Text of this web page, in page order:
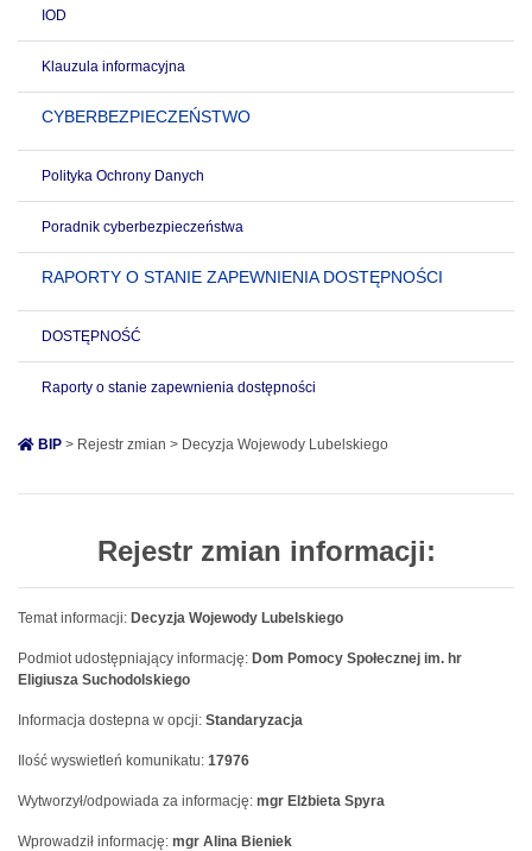
IOD
Klauzula informacyjna
CYBERBEZPIECZEŃSTWO
Polityka Ochrony Danych
Poradnik cyberbezpieczeństwa
RAPORTY O STANIE ZAPEWNIENIA DOSTĘPNOŚCI
DOSTĘPNOŚĆ
Raporty o stanie zapewnienia dostępności
BIP > Rejestr zmian > Decyzja Wojewody Lubelskiego
Rejestr zmian informacji:
Temat informacji: Decyzja Wojewody Lubelskiego
Podmiot udostępniający informację: Dom Pomocy Społecznej im. hr
Eligiusza Suchodolskiego
Informacja dostepna w opcji: Standaryzacja
Ilość wyswietleń komunikatu: 17976
Wytworzył/odpowiada za informację: mgr Elżbieta Spyra
Wprowadził informację: mgr Alina Bieniek